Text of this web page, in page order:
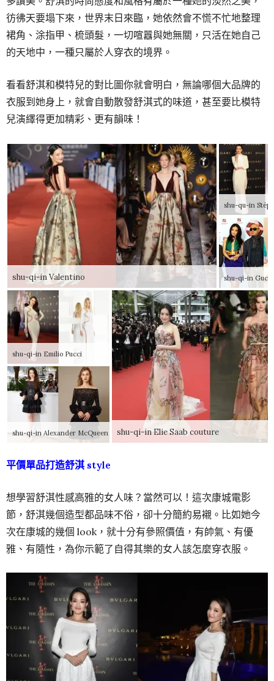
彷彿天要塌下來，世界末日來臨，她依然會不慌不忙地整理
裙角、涂指甲、梳頭髮，一切喧囂與她無關，只活在她自己
的天地中，一種只屬於人穿衣的境界。
看看舒淇和模特兒的對比圖你就會明白，無論哪個大品牌的
衣服到她身上，就會自動散發舒淇式的味道，甚至要比模特
兒演繹得更加精彩、更有韻味！
shu-qi-in Valentino shu-qi-in Gucci
shu-qi-in Emilio Pucci
shu-qi-in Alexander McQueen shu-qi-in Elie Saab couture
平價單品打造舒淇 style
想學習舒淇性感高雅的女人味？當然可以！這次康城電影
節，舒淇幾個造型都品味不俗，卻十分簡約易襯。比如她今
次在康城的幾個 look，就十分有參照價值，有帥氣、有優
雅、有隨性，為你示範了自得其樂的女人該怎麼穿衣服。